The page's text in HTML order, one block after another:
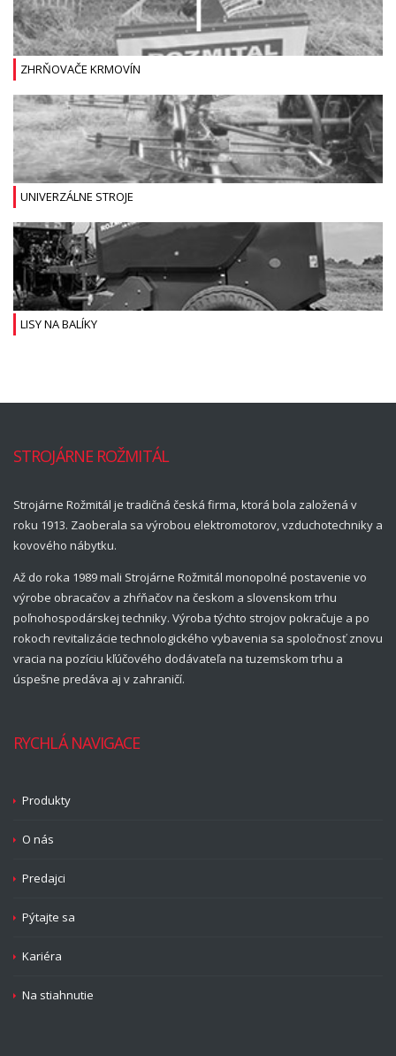
ZHRŇOVAČE KRMOVÍN
UNIVERZÁLNE STROJE
LISY NA BALÍKY
STROJÁRNE ROŽMITÁL
Strojárne Rožmitál je tradičná česká firma, ktorá bola založená v
roku 1913. Zaoberala sa výrobou elektromotorov, vzduchotechniky a
kovového nábytku.
Až do roka 1989 mali Strojárne Rožmitál monopolné postavenie vo
výrobe obracačov a zhŕňačov na českom a slovenskom trhu
poľnohospodárskej techniky. Výroba týchto strojov pokračuje a po
rokoch revitalizácie technologického vybavenia sa spoločnosť znovu
vracia na pozíciu kľúčového dodávateľa na tuzemskom trhu a
úspešne predáva aj v zahraničí.
RYCHLÁ NAVIGACE
Produkty
O nás
Predajci
Pýtajte sa
Kariéra
Na stiahnutie